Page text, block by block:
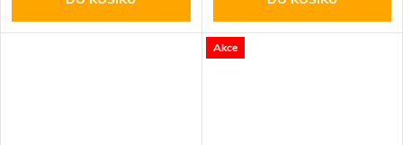
Akce